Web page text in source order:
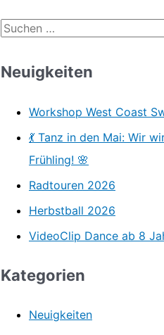
S
c
Neuigkeiten
Workshop West Coast
💃 Tanz in den Mai: Wir
Frühling! 🌸
Radtouren 2026
Herbstball 2026
VideoClip Dance ab 8
Kategorien
Neuigkeiten